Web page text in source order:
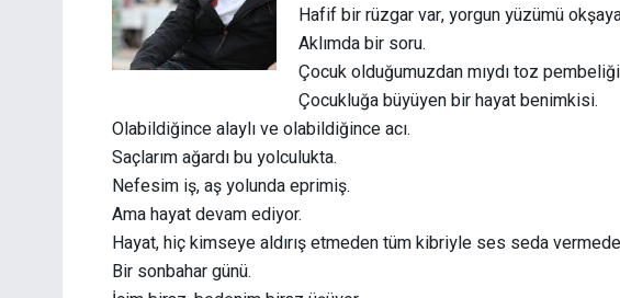
Hafif bir rüzgar var, yorgun yüzümü
Aklımda bir soru.
Çocuk olduğumuzdan mıydı toz
Çocukluğa büyüyen bir hayat benimkisi.
Olabildiğince alaylı ve olabildiğince acı.
Saçlarım ağardı bu yolculukta.
Nefesim iş, aş yolunda eprimiş.
Ama hayat devam ediyor.
Hayat, hiç kimseye aldırış etmeden tüm kibriyle ses seda
Bir sonbahar günü.